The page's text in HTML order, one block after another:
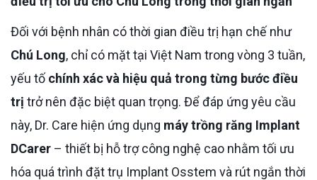
Đối với bệnh nhân có thời gian điều trị hạn chế như
Chú Long, chỉ có mặt tại Việt Nam trong vòng 3 tuần,
yếu tốchính xác và hiệu quả trong từng bước điều
trị trở nên đặc biệt quan trọng. Để đáp ứng yêu cầu
này, Dr. Care hiện ứng dụng máy trồng răng Implant
DCarer – thiết bị hỗ trợ công nghệ cao nhằm tối ưu
hóa quá trình đặt trụ Implant Osstem và rút ngắn thời